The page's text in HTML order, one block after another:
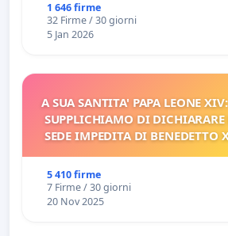
1 646 firme
32 Firme / 30 giorni
5 Jan 2026
A SUA SANTITA' PAPA LEONE
SUPPLICHIAMO DI DICHIARARE
SEDE IMPEDITA DI BENEDETTO
5 410 firme
7 Firme / 30 giorni
20 Nov 2025